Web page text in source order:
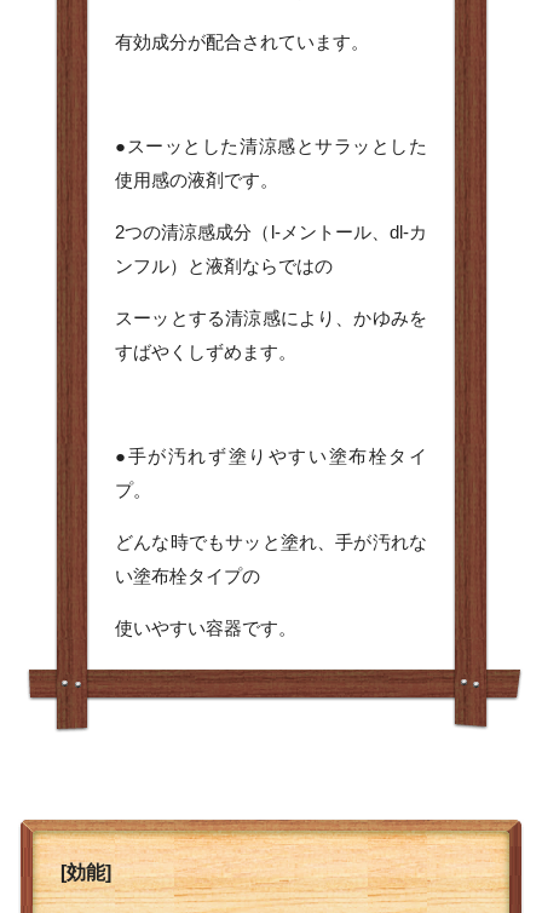
有効成分が配合されています。
●スーッとした清涼感とサラッとした
使用感の液剤です。
2つの清涼感成分（l-メントール、dl-カ
ンフル）と液剤ならではの
スーッとする清涼感により、かゆみを
すばやくしずめます。
●手が汚れず塗りやすい塗布栓タイ
プ。
どんな時でもサッと塗れ、手が汚れな
い塗布栓タイプの
使いやすい容器です。
[効能]